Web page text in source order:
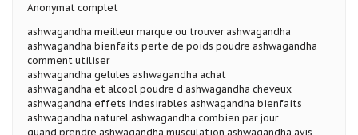
Anonymat complet
ashwagandha meilleur marque ou trouver ashwagandha
ashwagandha bienfaits perte de poids poudre ashwagandha
comment utiliser
ashwagandha gelules ashwagandha achat
ashwagandha et alcool poudre d ashwagandha cheveux
ashwagandha effets indesirables ashwagandha bienfaits
ashwagandha naturel ashwagandha combien par jour
quand prendre ashwagandha musculation ashwagandha avis